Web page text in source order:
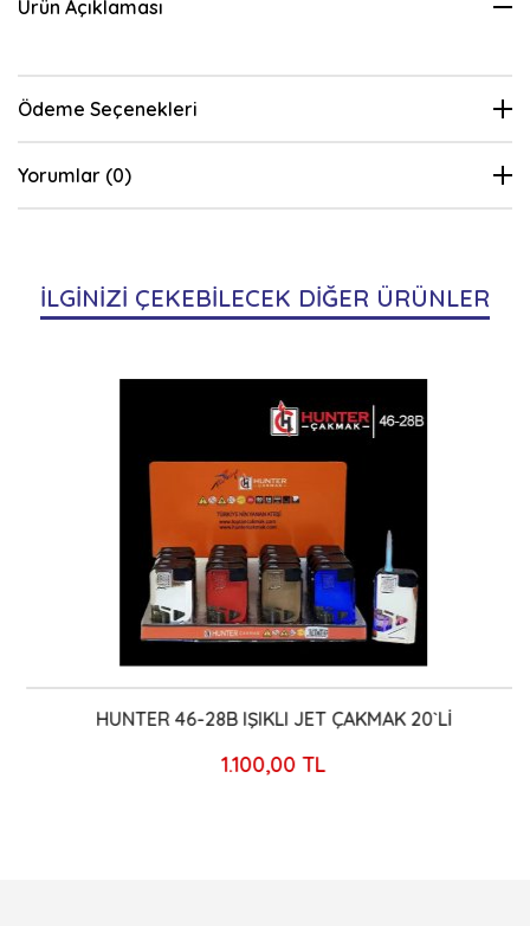
Ürün Açıklaması
Ödeme Seçenekleri
Yorumlar (0)
İLGİNİZİ ÇEKEBİLECEK DİĞER ÜRÜNLER
HUNTER 46-28B IŞIKLI JET ÇAKMAK 20`Lİ
1.100,00 TL